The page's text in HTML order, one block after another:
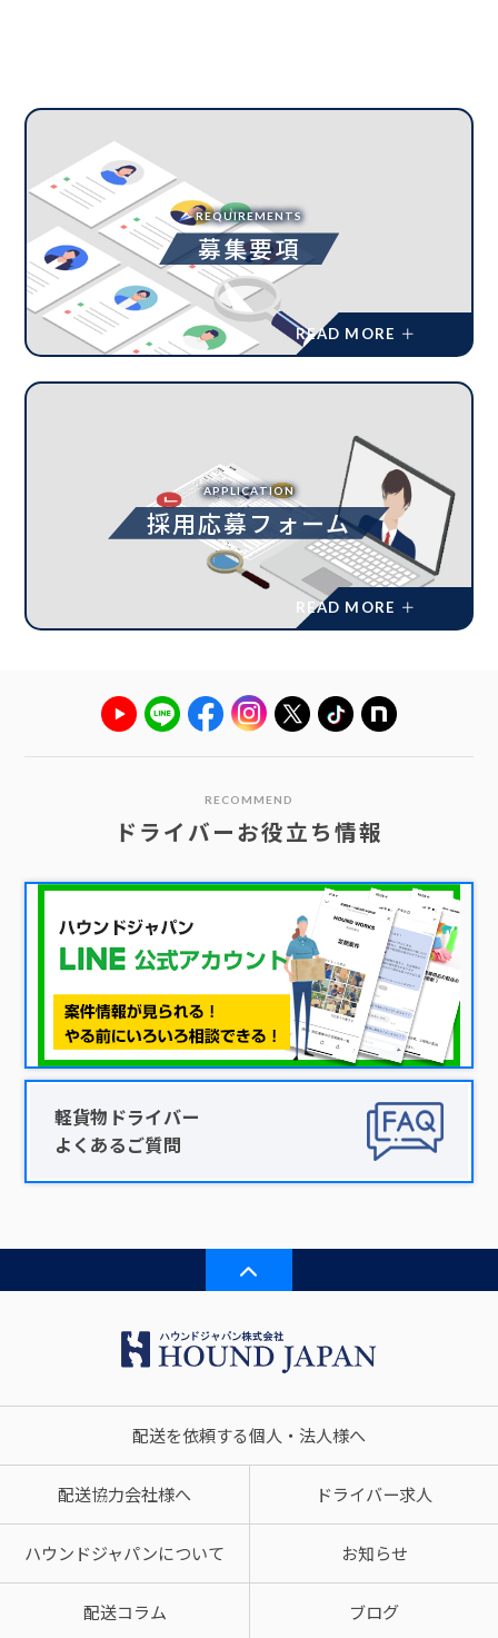
REQUIREMENTS
募集要項
APPLICATION
採用応募フォーム
RECOMMEND
ドライバーお役立ち情報
軽貨物ドライバー
よくあるご質問
配送を依頼する個人・法人様へ
配送協力会社様へ ドライバー求人
ハウンドジャパンについて お知らせ
配送コラム ブログ